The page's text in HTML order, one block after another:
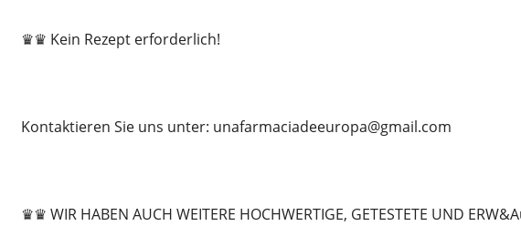
♛♛ Kein Rezept erforderlich!
Kontaktieren Sie uns unter: unafarmaciadeeuropa@gmail.com
♛♛ WIR HABEN AUCH WEITERE HOCHWERTIGE, GETESTETE UND